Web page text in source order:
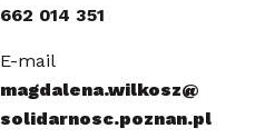
662 014 351
E-mail
magdalena.wilkosz@​
solidarnosc.poznan.pl